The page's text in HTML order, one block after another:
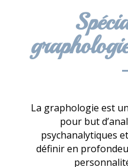
La graphologie est
pour but
psychanalytiques
définir en